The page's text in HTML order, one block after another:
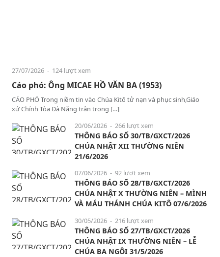
27/07/2026 - 124 lượt xem
Cáo phó: Ông MICAE HỒ VĂN BA (1953)
CÁO PHÓ Trong niềm tin vào Chúa Kitô tử nạn và phục sinh,Giáo
xứ Chính Tòa Đà Nẵng trân trọng […]
20/06/2026 - 266 lượt xem
THÔNG BÁO SỐ 30/TB/GXCT/2026
CHÚA NHẬT XII THƯỜNG NIÊN
21/6/2026
07/06/2026 - 92 lượt xem
THÔNG BÁO SỐ 28/TB/GXCT/2026
CHÚA NHẬT X THƯỜNG NIÊN – MÌNH
VÀ MÁU THÁNH CHÚA KITÔ 07/6/2026
30/05/2026 - 216 lượt xem
THÔNG BÁO SỐ 27/TB/GXCT/2026
CHÚA NHẬT IX THƯỜNG NIÊN – LỄ
CHÚA BA NGÔI 31/5/2026